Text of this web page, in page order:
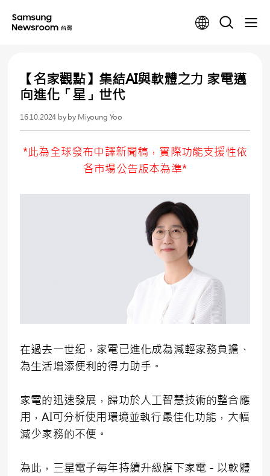
【名家觀點】集結AI與軟體之力 家電邁
向進化「星」世代
16.10.2024 by by Miyoung Yoo
*此為全球發布中譯新聞稿，實際功能支援性依
各市場公告版本為準*
在過去一世紀，家電已進化成為減輕家務負擔、
為生活增添便利的得力助手。
家電的迅速發展，歸功於人工智慧技術的整合應
用，AI可分析使用環境並執行最佳化功能，大幅
減少家務的不便。
為此，三星電子每年持續升級旗下家電－以軟體